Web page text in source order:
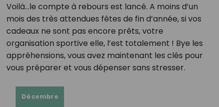
Voilà…le compte à rebours est lancé. A moins d’un
mois des très attendues fêtes de fin d’année, si vos
cadeaux ne sont pas encore prêts, votre
organisation sportive elle, l’est totalement ! Bye les
appréhensions, vous avez maintenant les clés pour
vous préparer et vous dépenser sans stresser.
Décembre